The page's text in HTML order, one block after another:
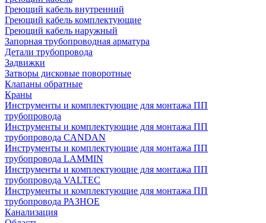
Греющий кабель внутренний
Греющий кабель комплектующие
Греющий кабель наружный
Запорная трубопроводная арматура
Детали трубопровода
Задвижки
Затворы дисковые поворотные
Клапаны обратные
Краны
Инструменты и комплектующие для монтажа ПП
трубопровода
Инструменты и комплектующие для монтажа ПП
трубопровода CANDAN
Инструменты и комплектующие для монтажа ПП
трубопровода LAMMIN
Инструменты и комплектующие для монтажа ПП
трубопровода VALTEC
Инструменты и комплектующие для монтажа ПП
трубопровода РАЗНОЕ
Канализация